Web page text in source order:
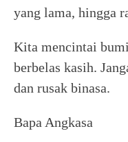
yang lama, hingga
Kita mencintai
berbelas kasih.
dan rusak binasa.
Bapa Angkasa